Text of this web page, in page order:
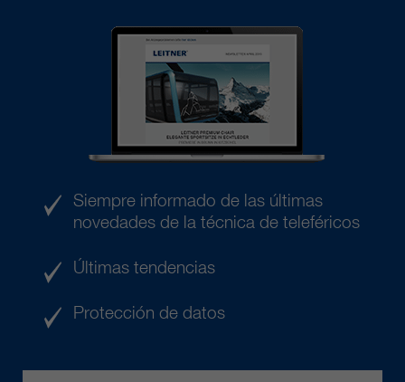
Siempre informado de las últimas
novedades de la técnica de teleféricos
Últimas tendencias
Protección de datos